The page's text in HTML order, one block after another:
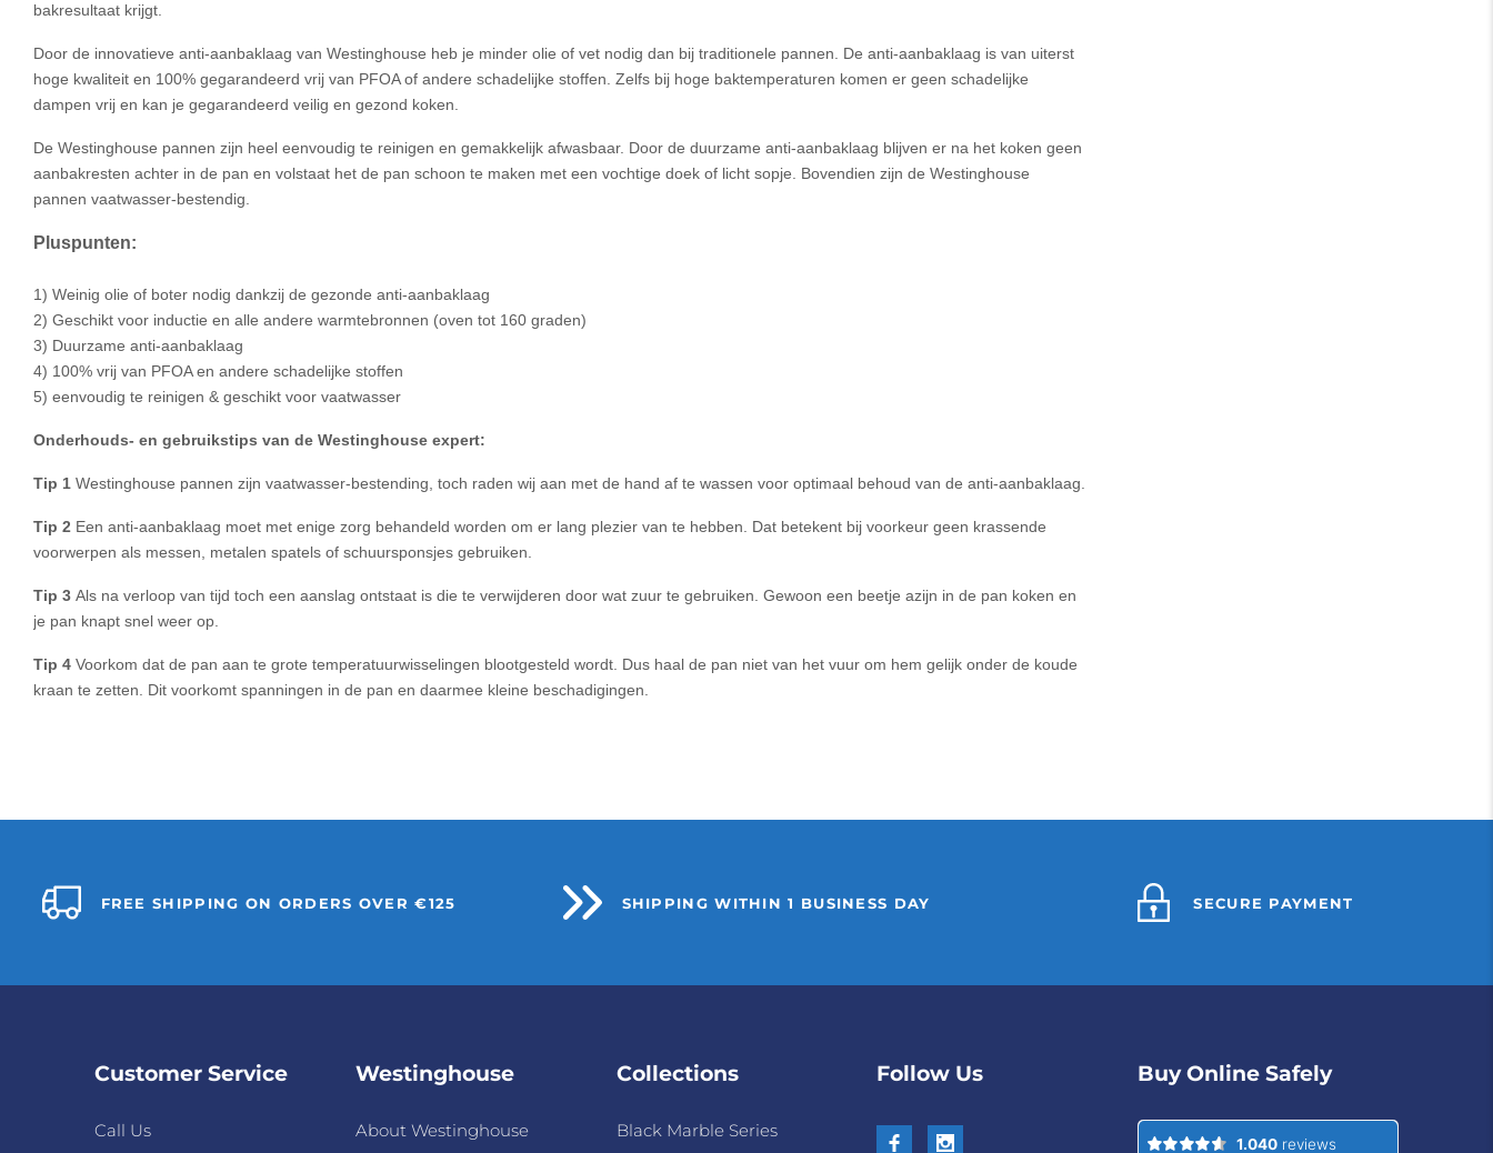
bakresultaat krijgt.
Door de innovatieve anti-aanbaklaag van Westinghouse heb je minder olie of vet nodig dan bij traditionele pannen. De anti-aanbaklaag is van uiterst
hoge kwaliteit en 100% gegarandeerd vrij van PFOA of andere schadelijke stoffen. Zelfs bij hoge baktemperaturen komen er geen schadelijke
dampen vrij en kan je gegarandeerd veilig en gezond koken.
De Westinghouse pannen zijn heel eenvoudig te reinigen en gemakkelijk afwasbaar. Door de duurzame anti-aanbaklaag blijven er na het koken geen
aanbakresten achter in de pan en volstaat het de pan schoon te maken met een vochtige doek of licht sopje. Bovendien zijn de Westinghouse
pannen vaatwasser-bestendig.
Pluspunten:
1) Weinig olie of boter nodig dankzij de gezonde anti-aanbaklaag
2) Geschikt voor inductie en alle andere warmtebronnen (oven tot 160 graden)
3) Duurzame anti-aanbaklaag
4) 100% vrij van PFOA en andere schadelijke stoffen
5) eenvoudig te reinigen & geschikt voor vaatwasser
Onderhouds- en gebruikstips van de Westinghouse expert:
Tip 1 Westinghouse pannen zijn vaatwasser-bestending, toch raden wij aan met de hand af te wassen voor optimaal behoud van de anti-aanbaklaag.
Tip 2 Een anti-aanbaklaag moet met enige zorg behandeld worden om er lang plezier van te hebben. Dat betekent bij voorkeur geen krassende
voorwerpen als messen, metalen spatels of schuursponsjes gebruiken.
Tip 3 Als na verloop van tijd toch een aanslag ontstaat is die te verwijderen door wat zuur te gebruiken. Gewoon een beetje azijn in de pan koken en
je pan knapt snel weer op.
Tip 4 Voorkom dat de pan aan te grote temperatuurwisselingen blootgesteld wordt. Dus haal de pan niet van het vuur om hem gelijk onder de koude
kraan te zetten. Dit voorkomt spanningen in de pan en daarmee kleine beschadigingen.
FREE SHIPPING ON ORDERS OVER €125 SHIPPING WITHIN 1 BUSINESS DAY SECURE PAYMENT
Customer Service
Call Us
Westinghouse
About Westinghouse
Collections
Black Marble Series
Follow Us Buy Online Safely